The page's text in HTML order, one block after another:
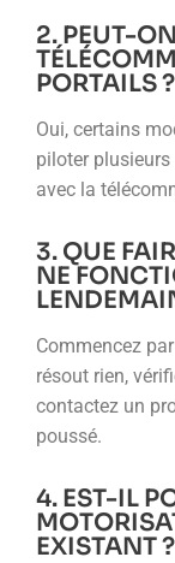
2. PEUT-
PORTAILS ?
Oui, certains
piloter
avec la
3. QUE
NE
Commencez
résout rien,
contactez un
poussé.
4. EST-IL
EXISTANT ?